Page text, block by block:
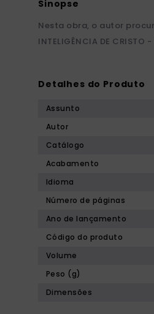
Nesta obra, o autor
INTELIGÊNCIA DE CRISTO -
Detalhes do Produto
Assunto
Autor
Catálogo
Acabamento
Idioma
Número de páginas
Ano de lançamento
Código do produto
Volume
Peso (g)
Dimensões